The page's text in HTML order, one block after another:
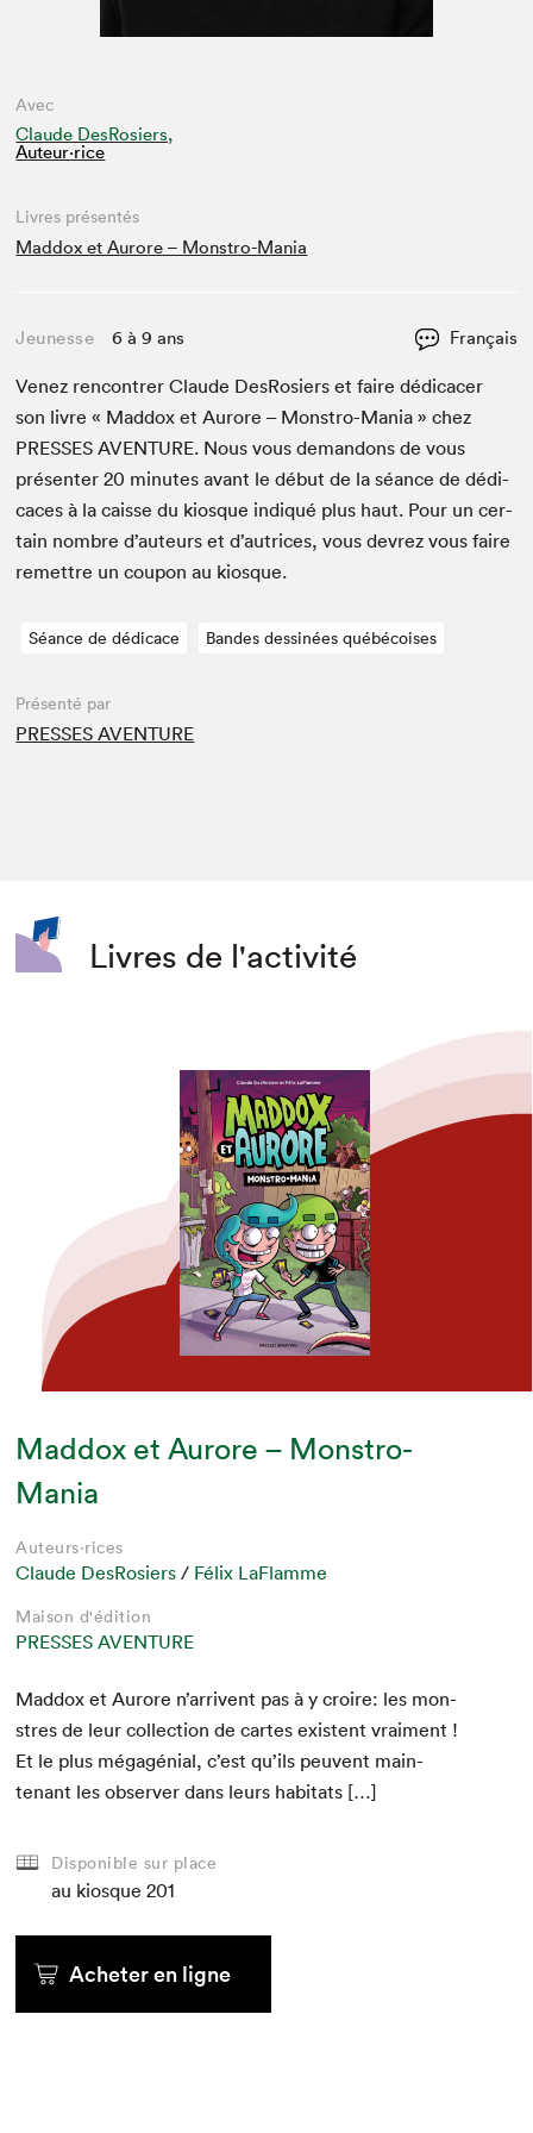
Avec
Claude DesRosiers,
Auteur·rice
Livres présentés
Maddox et Aurore – Monstro-Mania
Jeunesse 6 à 9 ans Français
Venez ren­con­tr­er Claude DesRosiers et faire dédi­cac­er
son livre « Mad­dox et Aurore – Mon­stro-Mania » chez
PRESS­ES AVEN­TURE. Nous vous deman­dons de vous
présen­ter20 min­utes avant le début de la séance de dédi­
caces à la caisse du kiosque indiqué plus haut. Pour un cer­
tain nom­bre d’auteurs et d’autrices, vous devrez vous faire
remet­tre un coupon au kiosque.
Séance de dédicace Bandes dessinées québécoises
Présenté par
PRESSES AVENTURE
Livres de l'activité
Maddox et Aurore – Monstro-
Mania
Auteurs·rices
Claude DesRosiers / Félix LaFlamme
Maison d'édition
PRESSES AVENTURE
Mad­dox et Aurore n’arrivent pas à y croire: les mon­
stres de leur col­lec­tion de cartes exis­tent vrai­ment !
Et le plus mégagé­nial, c’est qu’ils peu­vent main­
tenant les observ­er dans leurs habitats […]
Disponible sur place
au kiosque 201
Acheter en ligne